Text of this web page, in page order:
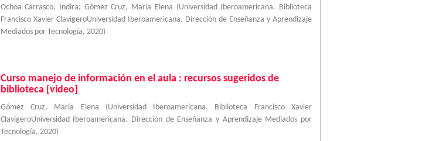
Ochoa Carrasco, Indira; Gómez Cruz, María Elena (Universidad Iberoamericana. Biblioteca
Francisco Xavier ClavigeroUniversidad Iberoamericana. Dirección de Enseñanza y Aprendizaje
Mediados por Tecnología, 2020)
Curso manejo de información en el aula : recursos sugeridos de
biblioteca [video]
Gómez Cruz, María Elena (Universidad Iberoamericana. Biblioteca Francisco Xavier
ClavigeroUniversidad Iberoamericana. Dirección de Enseñanza y Aprendizaje Mediados por
Tecnología, 2020)